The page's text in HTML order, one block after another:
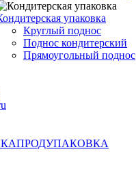
упаковка
Круглый поднос
Поднос кондитерский
Прямоугольный поднос
ПРОДУПАКОВКА